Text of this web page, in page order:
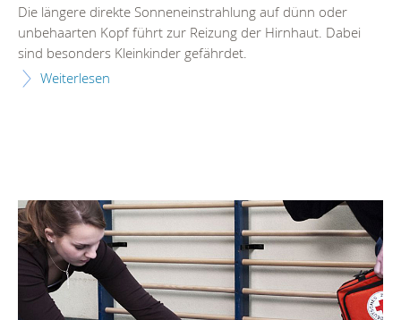
Die längere direkte Sonneneinstrahlung auf dünn oder
unbehaarten Kopf führt zur Reizung der Hirnhaut. Dabei
sind besonders Kleinkinder gefährdet.
Weiterlesen